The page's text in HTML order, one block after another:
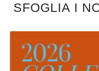
SFOGLIA I